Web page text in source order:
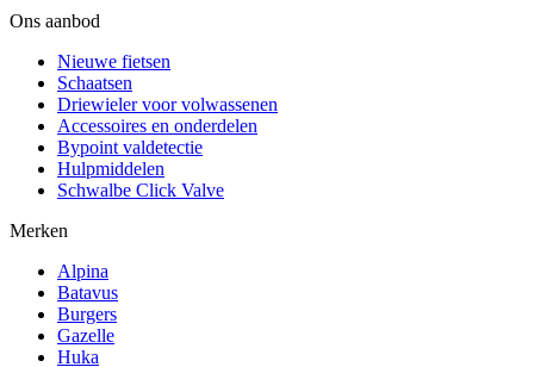
Ons aanbod
Nieuwe fietsen
Schaatsen
Driewieler voor volwassenen
Accessoires en onderdelen
Bypoint valdetectie
Hulpmiddelen
Schwalbe Click Valve
Merken
Alpina
Batavus
Burgers
Gazelle
Huka